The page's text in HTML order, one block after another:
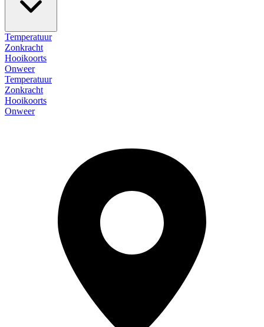
Temperatuur
Zonkracht
Hooikoorts
Onweer
Temperatuur
Zonkracht
Hooikoorts
Onweer